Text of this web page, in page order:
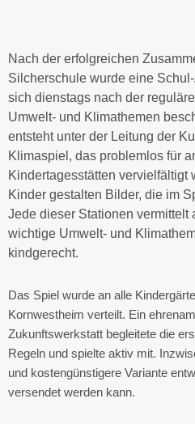
Nach der erfolgreichen
Silcherschule wurde eine
sich dienstags nach der
Umwelt- und Klimathemen
entsteht unter der Leitung der
Klimaspiel, das problemlos für
Kindertagesstätten vervielfältigt
Kinder gestalten Bilder, die im
Jede dieser Stationen vermittelt
wichtige Umwelt- und
kindgerecht.
Das Spiel wurde an alle
Kornwestheim verteilt. Ein
Zukunftswerkstatt begleitete die
Regeln und spielte aktiv mit.
und kostengünstigere Variante
versendet werden kann.